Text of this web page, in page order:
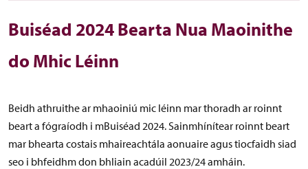
Buiséad 2024 Bearta Nua Maoinithe
do Mhic Léinn
Beidh athruithe ar mhaoiniú mic léinn mar thoradh ar roinnt
beart a fógraíodh i mBuiséad 2024. Sainmhínítear roinnt beart
mar bhearta costais mhaireachtála aonuaire agus tiocfaidh siad
seo i bhfeidhm don bhliain acadúil 2023/24 amháin.